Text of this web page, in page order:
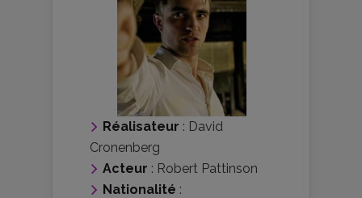
Réalisateur : David
Cronenberg
Acteur : Robert Pattinson
Nationalité :